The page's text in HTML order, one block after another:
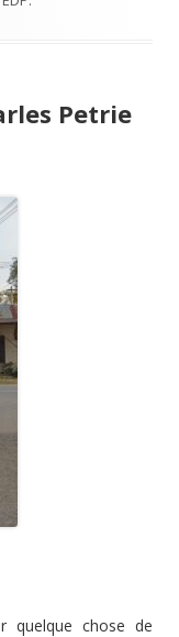
Petrie
quelque chose de